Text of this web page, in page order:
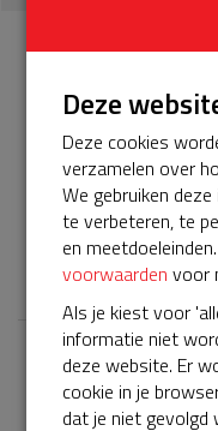
Het servicepakket
moet worden
blijft. Help je mee?
𝕏
Deze
Deze cookies
verzamelen over
We gebruiken
te verbeteren, te
en
voorwaarden voor
Als je kiest voor
informatie niet
deze website. Er
cookie in je
dat je niet gevolgd